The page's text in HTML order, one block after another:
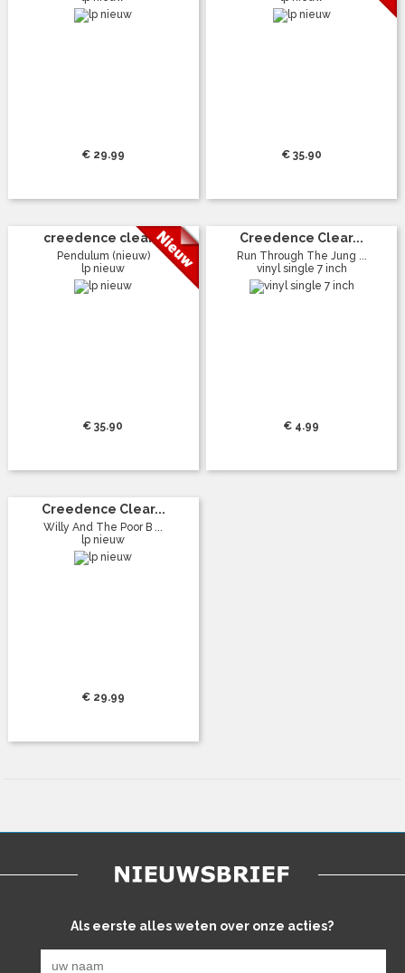
€ 29.99 € 35.90
creedence clear...
Pendulum (nieuw)
lp nieuw
€ 35.90
Creedence Clear...
Run Through The Jung ...
vinyl single 7 inch
€ 4.99
Creedence Clear...
Willy And The Poor B ...
lp nieuw
€ 29.99
Als eerste alles weten over onze acties?